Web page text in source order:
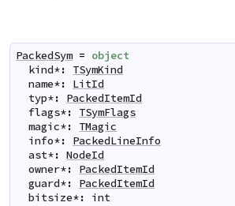
PackedSym = object
kind*:
TSymKind
name*:
LitId
typ*:
PackedItemId
flags*:
TSymFlags
magic*:
TMagic
info*:
PackedLineInfo
ast*: NodeId
owner*:
PackedItemId
guard*:
PackedItemId
bitsize*:
int